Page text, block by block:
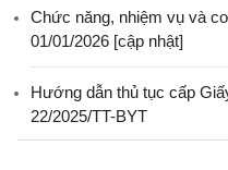
Chức năng, nhiệm vụ và
01/01/2026 [cập nhật]
Hướng dẫn thủ tục cấp
22/2025/TT-BYT